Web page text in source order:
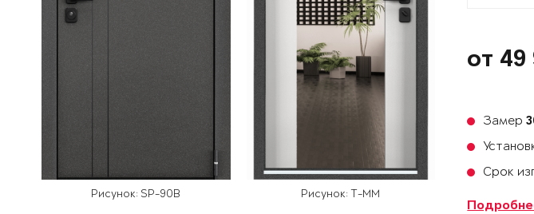
Рисунок: SP-90B Рисунок: T-MM
от
Замер
Срок